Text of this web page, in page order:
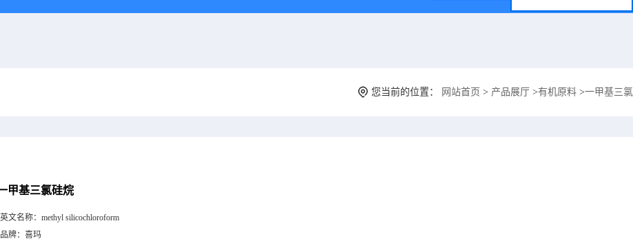
您当前的位置： 网站首页 > 产品展厅 >有机原料 >一甲基三
甲基三氯硅烷
英文名称： methyl silicochloroform
品牌： 喜玛